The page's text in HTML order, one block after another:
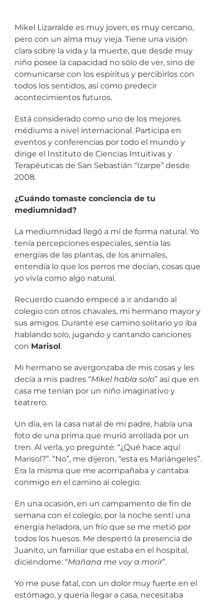
Mikel Lizarralde es muy joven, es muy cercano,
pero con un alma muy vieja. Tiene una visión
clara sobre la vida y la muerte, que desde muy
niño posee la capacidad no sólo de ver, sino de
comunicarse con los espíritus y percibirlos con
todos los sentidos, así como predecir
acontecimientos futuros.
Está considerado como uno de los mejores
médiums a nivel internacional. Participa en
eventos y conferencias por todo el mundo y
dirige el Instituto de Ciencias Intuitivas y
Terapéuticas de San Sebastián “Izarpe” desde
2008.
¿Cuándo tomaste conciencia de tu
mediumnidad?
La mediumnidad llegó a mí de forma natural. Yo
tenía percepciones especiales, sentía las
energías de las plantas, de los animales,
entendía lo que los perros me decían, cosas que
yo vivía como algo natural.
Recuerdo cuando empecé a ir andando al
colegio con otros chavales, mi hermano mayor y
sus amigos. Durante ese camino solitario yo iba
hablando solo, jugando y cantando canciones
con Marisol.
Mi hermano se avergonzaba de mis cosas y les
decía a mis padres “Mikel habla solo” así que en
casa me tenían por un niño imaginativo y
teatrero.
Un día, en la casa natal de mi padre, había una
foto de una prima que murió arrollada por un
tren. Al verla, yo pregunté: “¿Qué hace aquí
Marisol?”. “No”, me dijeron, “esta es Mariángeles”.
Era la misma que me acompañaba y cantaba
conmigo en el camino al colegio.
En una ocasión, en un campamento de fin de
semana con el colegio, por la noche sentí una
energía heladora, un frío que se me metió por
todos los huesos. Me despertó la presencia de
Juanito, un familiar que estaba en el hospital,
diciéndome: “Mañana me voy a morir”.
Yo me puse fatal, con un dolor muy fuerte en el
estómago, y quería llegar a casa, necesitaba